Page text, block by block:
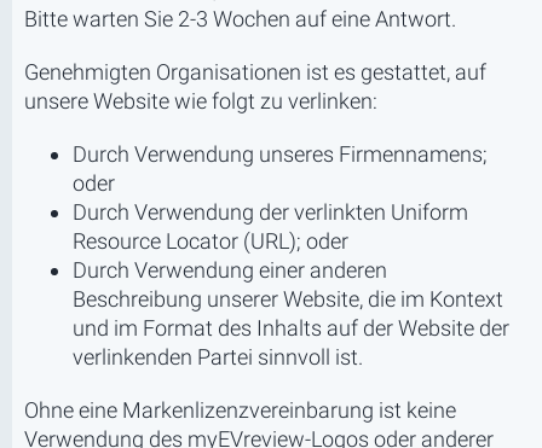
Bitte warten Sie 2-3 Wochen auf eine Antwort.
Genehmigten Organisationen ist es gestattet, auf
unsere Website wie folgt zu verlinken:
Durch Verwendung unseres Firmennamens;
oder
Durch Verwendung der verlinkten Uniform
Resource Locator (URL); oder
Durch Verwendung einer anderen
Beschreibung unserer Website, die im Kontext
und im Format des Inhalts auf der Website der
verlinkenden Partei sinnvoll ist.
Ohne eine Markenlizenzvereinbarung ist keine
Verwendung des myEVreview-Logos oder anderer